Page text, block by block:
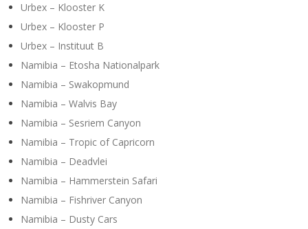
Urbex – Klooster K
Urbex – Klooster P
Urbex – Instituut B
Namibia – Etosha Nationalpark
Namibia – Swakopmund
Namibia – Walvis Bay
Namibia – Sesriem Canyon
Namibia – Tropic of Capricorn
Namibia – Deadvlei
Namibia – Hammerstein Safari
Namibia – Fishriver Canyon
Namibia – Dusty Cars